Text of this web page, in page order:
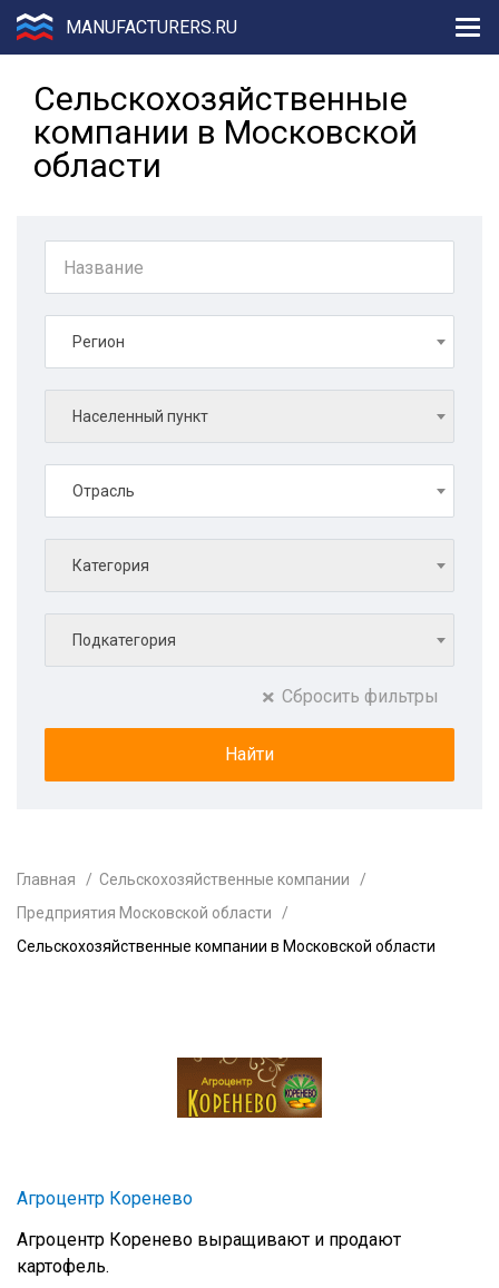
MANUFACTURERS.RU
Сельскохозяйственные
компании в Московской
области
Регион
Населенный пункт
Отрасль
Категория
Подкатегория
Сбросить фильтры
Главная
Сельскохозяйственные компании
Предприятия Московской области
Сельскохозяйственные компании в Московской области
Агроцентр Коренево
Агроцентр Коренево выращивают и продают
картофель.